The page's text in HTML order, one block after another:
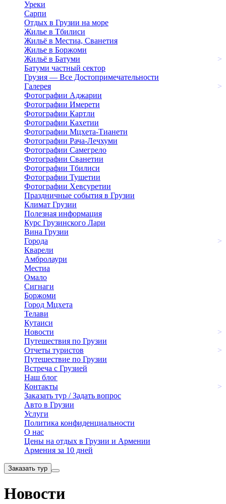
Уреки
Сарпи
Отдых в Грузии на море
Жилье в Тбилиси
Жильё в Местиа, Сванетия
Жилье в Боржоми
Жильё в Батуми
>
Батуми частный сектор
Грузия — Все Достопримечательности
Галерея
>
Фотографии Аджарии
Фотографии Имерети
Фотографии Картли
Фотографии Кахетии
Фотографии Мцхета-Тианети
Фотографии Рача-Лечхуми
Фотографии Самегрело
Фотографии Сванетии
Фотографии Тбилиси
Фотографии Тушетии
Фотографии Хевсуретии
Праздничные события в Грузии
Климат Грузии
Полезная информация
Курс Грузинского Лари
Вина Грузии
Города
>
Кварели
Амбролаури
Местиа
Омало
Сигнаги
Боржоми
Город Мцхета
Телави
Кутаиси
Новости
>
Путешествия по Грузии
Отчеты туристов
>
Путешествие по Грузии
Встреча с Грузией
Наш блог
Контакты
>
Заказать тур / Задать вопрос
Авто в Грузии
Услуги
Политика конфиденциальности
О нас
Цены на отдых в Грузии и Армении
Армения за 10 дней
Заказать тур
Новости